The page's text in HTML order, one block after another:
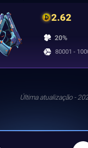
2.62
20%
80001 -
Última atualização -